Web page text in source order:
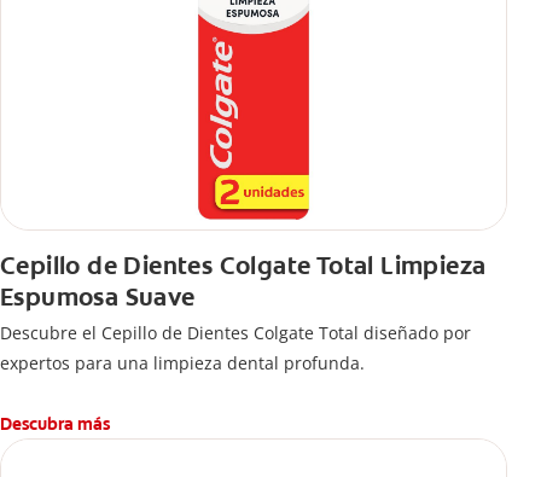
Cepillo de Dientes Colgate Total Limpieza
Espumosa Suave
Descubre el Cepillo de Dientes Colgate Total diseñado por
expertos para una limpieza dental profunda.
Descubra más